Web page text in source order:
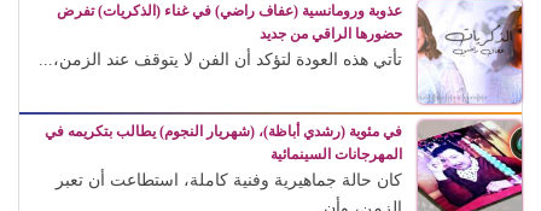
عذوبة ورومانسية (عفاف راضي) في غناء (الذكريات) تفرض
حضورها الراقي من جديد
تأتي هذه العودة لتؤكد أن الفن لا يتوقف عند الزمن،...
في مئوية (رشدي أباظة)، (شهريار النجوم) يطالب بتكريمه في
المهرجانات السينمائية
كان حالة جماهيرية وفنية كاملة، استطاعت أن تعبر